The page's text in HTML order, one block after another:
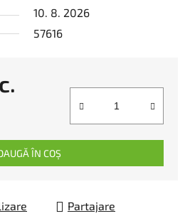
10. 8. 2026
57616
ÎN COŞ
Partajare